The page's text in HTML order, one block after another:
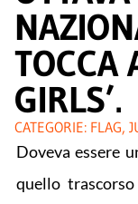
TOCCA
GIRLS’.
CATEGORIE: FLAG,
Doveva essere
quello